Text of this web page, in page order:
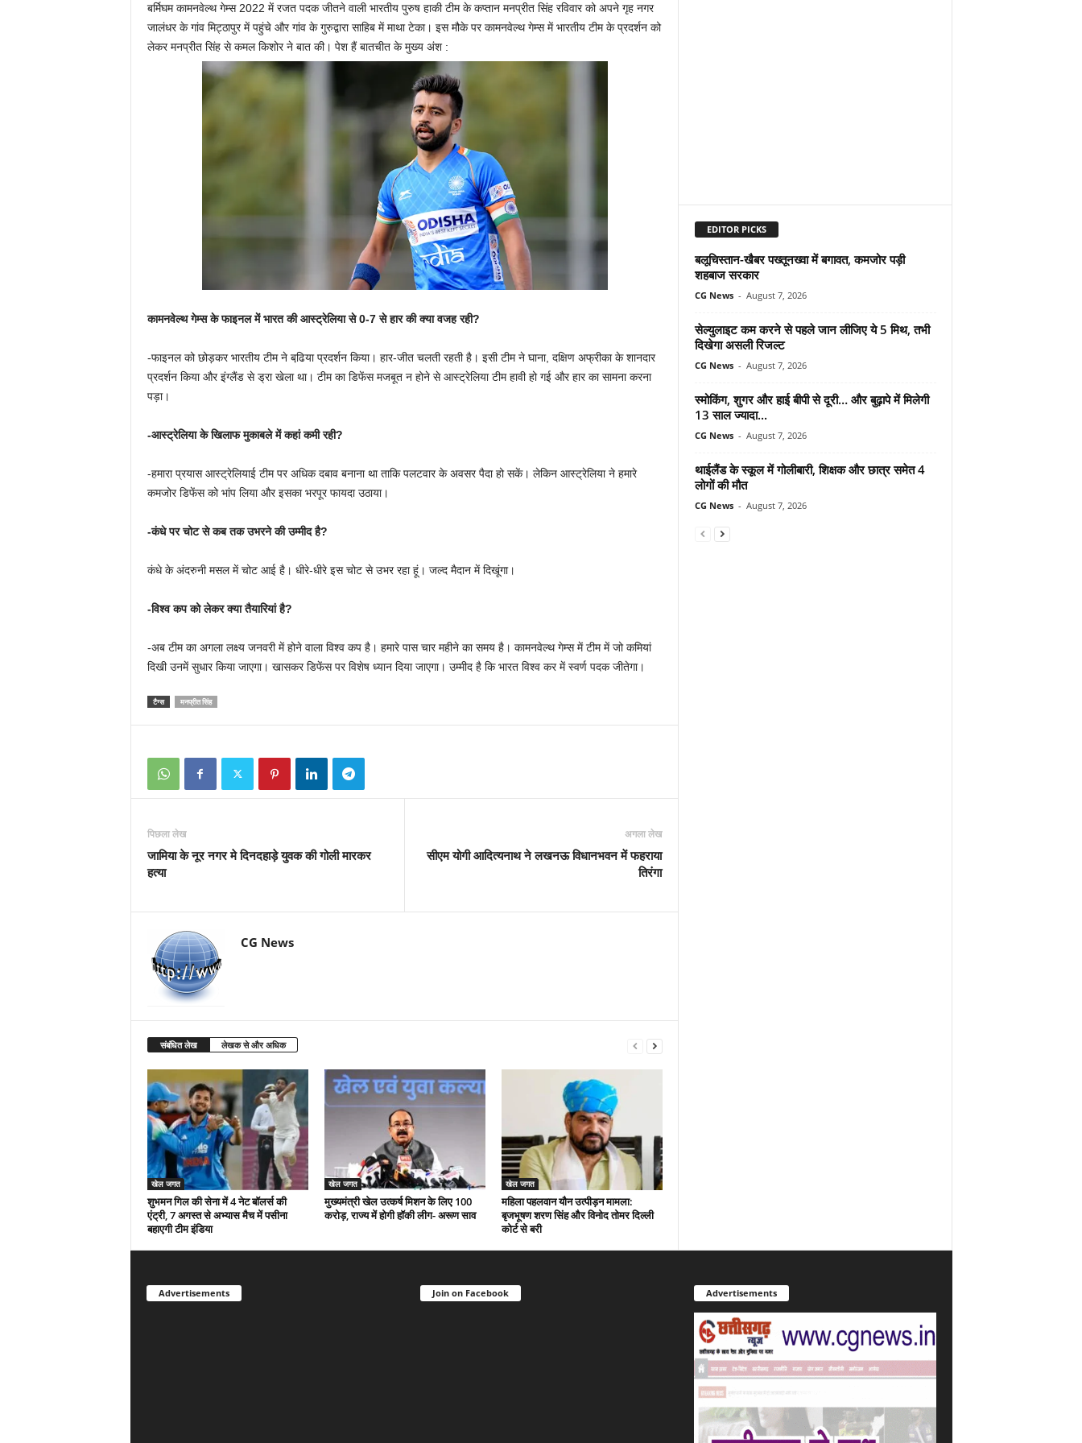
बर्मिघम कामनवेल्थ गेम्स 2022 में रजत पदक जीतने वाली भारतीय पुरुष हाकी टीम के कप्तान मनप्रीत सिंह रविवार को अपने गृह नगर
जालंधर के गांव मिट्ठापुर में पहुंचे और गांव के गुरुद्वारा साहिब में माथा टेका। इस मौके पर कामनवेल्थ गेम्स में भारतीय टीम के प्रदर्शन को
लेकर मनप्रीत सिंह से कमल किशोर ने बात की। पेश हैं बातचीत के मुख्य अंश :
कामनवेल्थ गेम्स के फाइनल में भारत की आस्ट्रेलिया से 0-7 से हार की क्या वजह रही?
-फाइनल को छोड़कर भारतीय टीम ने बढि़या प्रदर्शन किया। हार-जीत चलती रहती है। इसी टीम ने घाना, दक्षिण अफ्रीका के शानदार
प्रदर्शन किया और इंग्लैंड से ड्रा खेला था। टीम का डिफेंस मजबूत न होने से आस्ट्रेलिया टीम हावी हो गई और हार का सामना करना
पड़ा।
-आस्ट्रेलिया के खिलाफ मुकाबले में कहां कमी रही?
-हमारा प्रयास आस्ट्रेलियाई टीम पर अधिक दबाव बनाना था ताकि पलटवार के अवसर पैदा हो सकें। लेकिन आस्ट्रेलिया ने हमारे
कमजोर डिफेंस को भांप लिया और इसका भरपूर फायदा उठाया।
-कंधे पर चोट से कब तक उभरने की उम्मीद है?
कंधे के अंदरुनी मसल में चोट आई है। धीरे-धीरे इस चोट से उभर रहा हूं। जल्द मैदान में दिखूंगा।
-विश्व कप को लेकर क्या तैयारियां है?
-अब टीम का अगला लक्ष्य जनवरी में होने वाला विश्व कप है। हमारे पास चार महीने का समय है। कामनवेल्थ गेम्स में टीम में जो कमियां
दिखी उनमें सुधार किया जाएगा। खासकर डिफेंस पर विशेष ध्यान दिया जाएगा। उम्मीद है कि भारत विश्व कर में स्वर्ण पदक जीतेगा।
टैग्स मनप्रीत सिंह
पिछला लेख
जामिया के नूर नगर मे दिनदहाड़े युवक की गोली मारकर
हत्या
अगला लेख
सीएम योगी आदित्‍यनाथ ने लखनऊ विधानभवन में फहराया
तिरंगा
CG News
संबंधित लेख लेखक से और अधिक
खेल जगत
शुभमन गिल की सेना में 4 नेट बॉलर्स की
एंट्री, 7 अगस्त से अभ्यास मैच में पसीना
बहाएगी टीम इंडिया
खेल जगत
मुख्यमंत्री खेल उत्कर्ष मिशन के लिए 100
करोड़, राज्य में होगी हॉकी लीग- अरूण साव
खेल जगत
महिला पहलवान यौन उत्पीड़न मामला:
बृजभूषण शरण सिंह और विनोद तोमर दिल्ली
कोर्ट से बरी
EDITOR PICKS
बलूचिस्तान-खैबर पख्तूनख्वा में बगावत, कमजोर पड़ी
शहबाज सरकार
CG News - August 7, 2026
सेल्युलाइट कम करने से पहले जान लीजिए ये 5 मिथ, तभी
दिखेगा असली रिजल्ट
CG News - August 7, 2026
स्मोकिंग, शुगर और हाई बीपी से दूरी… और बुढ़ापे में मिलेगी
13 साल ज्यादा...
CG News - August 7, 2026
थाईलैंड के स्कूल में गोलीबारी, शिक्षक और छात्र समेत 4
लोगों की मौत
CG News - August 7, 2026
Advertisements Join on Facebook Advertisements